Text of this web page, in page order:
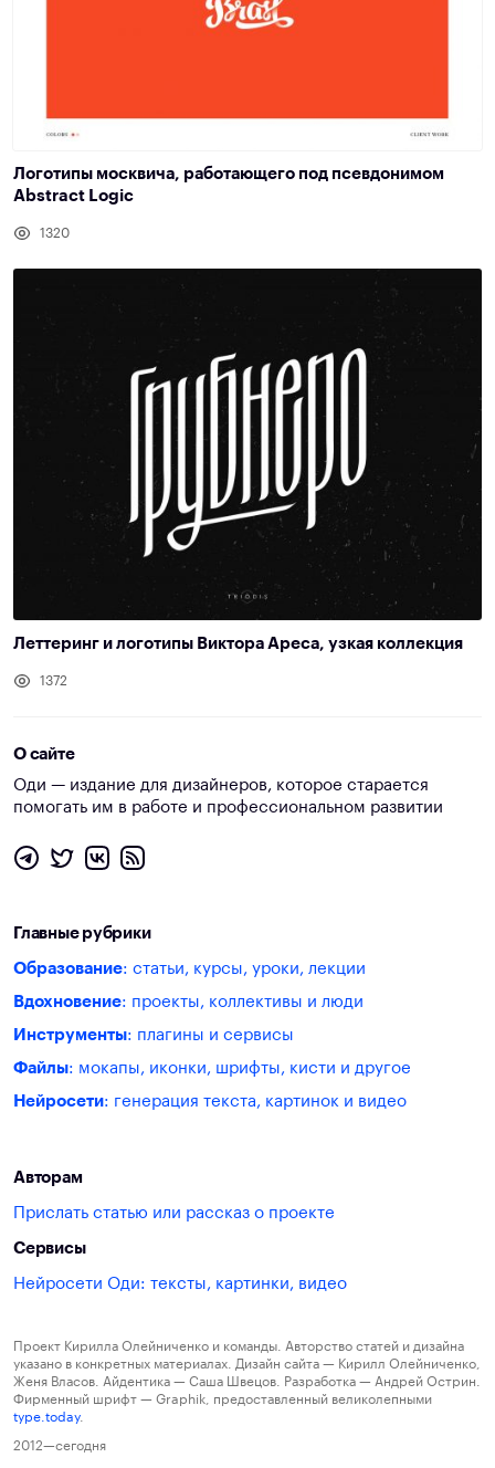
Логотипы москвича, работающего под псевдонимом
Abstract Logic
1320
Леттеринг и логотипы Виктора Ареса, узкая коллекция
1372
О сайте
Оди — издание для дизайнеров, которое старается
помогать им в работе и профессиональном развитии
Главные рубрики
Образование: статьи, курсы, уроки, лекции
Вдохновение: проекты, коллективы и люди
Инструменты: плагины и сервисы
Файлы: мокапы, иконки, шрифты, кисти и другое
Нейросети: генерация текста, картинок и видео
Авторам
Прислать статью или рассказ о проекте
Сервисы
Нейросети Оди: тексты, картинки, видео
Проект Кирилла Олейниченко и команды. Авторство статей и дизайна
указано в конкретных материалах. Дизайн сайта — Кирилл Олейниченко,
Женя Власов. Айдентика — Саша Швецов. Разработка — Андрей Острин.
Фирменный шрифт — Graphik, предоставленный великолепными
type.today.
2012—сегодня